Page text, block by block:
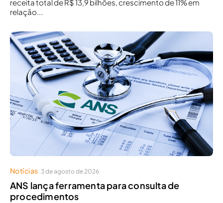
receita total de R$ 13,9 bilhões, crescimento de 11% em
relação...
Notícias 3 de agosto de 2026
ANS lança ferramenta para consulta de
procedimentos